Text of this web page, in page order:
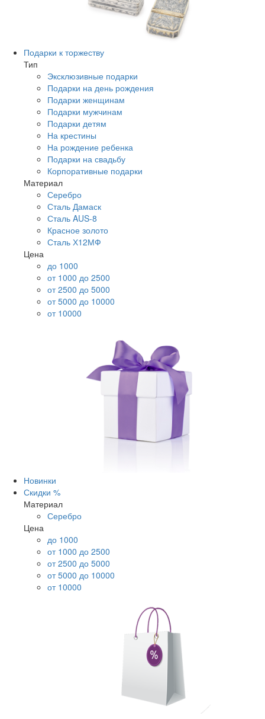
Подарки к торжеству
Тип
Эксклюзивные подарки
Подарки на день рождения
Подарки женщинам
Подарки мужчинам
Подарки детям
На крестины
На рождение ребенка
Подарки на свадьбу
Корпоративные подарки
Материал
Серебро
Сталь Дамаск
Сталь AUS-8
Красное золото
Сталь Х12МФ
Цена
до 1000
от 1000 до 2500
от 2500 до 5000
от 5000 до 10000
от 10000
Новинки
Скидки %
Материал
Серебро
Цена
до 1000
от 1000 до 2500
от 2500 до 5000
от 5000 до 10000
от 10000